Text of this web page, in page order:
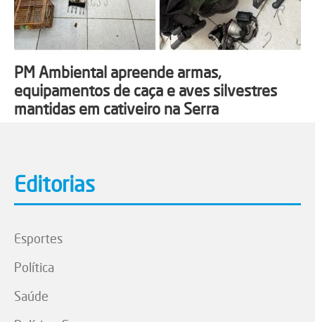
PM Ambiental apreende armas,
equipamentos de caça e aves silvestres
mantidas em cativeiro na Serra
Editorias
Esportes
Política
Saúde